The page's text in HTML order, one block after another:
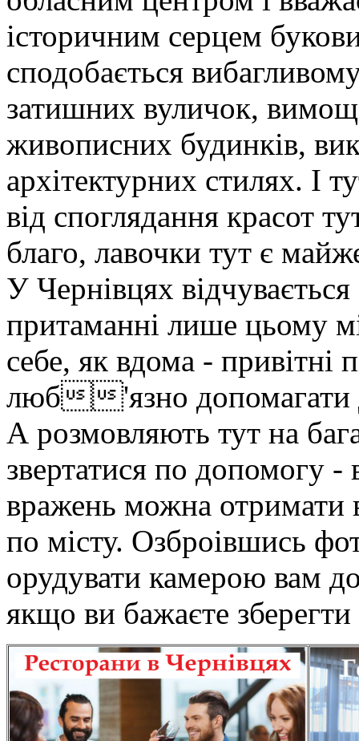
історичним серцем
сподобається
затишних вуличок,
живописних будинків,
архітектурних стилях. І
від споглядання красот
благо, лавочки тут є
У Чернівцях
притаманні лише цьому
себе, як вдома - привітні
люб'язно допомагати
А розмовляють тут на
звертатися по допомогу
вражень можна отримати
по місту. Озброівшись
орудувати камерою вам
якщо ви бажаєте